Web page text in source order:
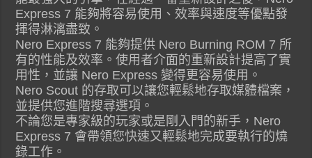
Express 7 能夠將容易使用、效率與速度等優點發
揮得淋漓盡致。
Nero Express 7 能夠提供 Nero Burning ROM 7 所
有的性能及效率。使用者介面的重新設計提高了實
用性，並讓 Nero Express 變得更容易使用。
Nero Scout 的存取可以讓您輕鬆地存取媒體檔案，
並提供您進階搜尋選項。
不論您是專家級的玩家或是剛入門的新手，Nero
Express 7 會帶領您快速又輕鬆地完成要執行的燒
錄工作。